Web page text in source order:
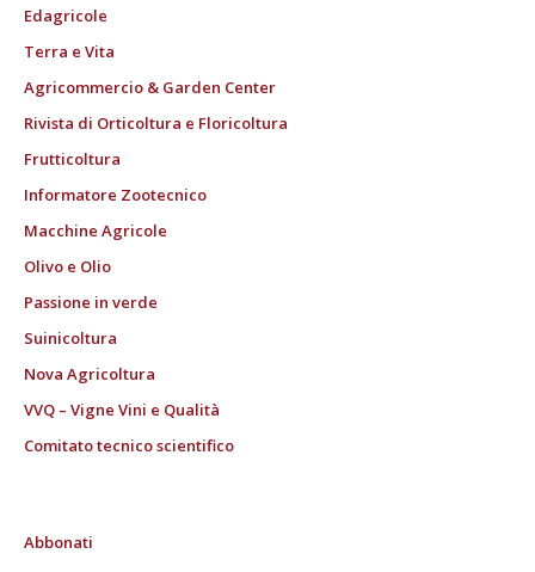
Edagricole
Terra e Vita
Agricommercio & Garden Center
Rivista di Orticoltura e Floricoltura
Frutticoltura
Informatore Zootecnico
Macchine Agricole
Olivo e Olio
Passione in verde
Suinicoltura
Nova Agricoltura
VVQ – Vigne Vini e Qualità
Comitato tecnico scientifico
Abbonati